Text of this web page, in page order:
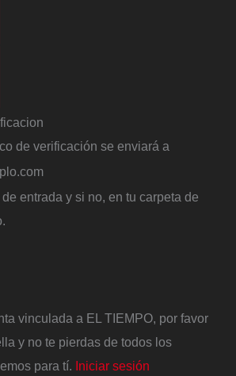
de verificación se enviará a
entrada y si no, en tu carpeta de
vinculada a EL TIEMPO, por favor
y no te pierdas de todos los
para tí. Iniciar sesión